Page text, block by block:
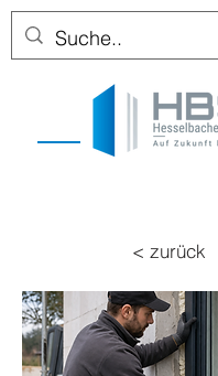
< zurück